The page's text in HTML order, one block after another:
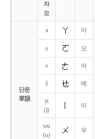
자
모
단운
單韻
a 아
o 오
e 어
ê 에
yi
(i)
이
wu
(u)
우